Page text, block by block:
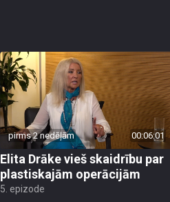
pirms 2 nedēļām 00:06:01
Elita Drāke vieš skaidrību par
plastiskajām operācijām
5. epizode